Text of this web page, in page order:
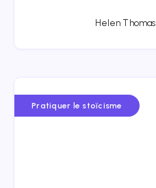
Helen Thomas
Pratiquer le stoïcisme